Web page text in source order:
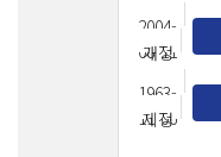
2004-
08-11
개정
1963-
11-06
제정